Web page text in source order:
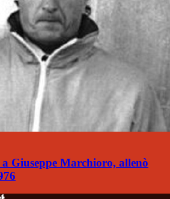
Giuseppe Marchioro, allenò